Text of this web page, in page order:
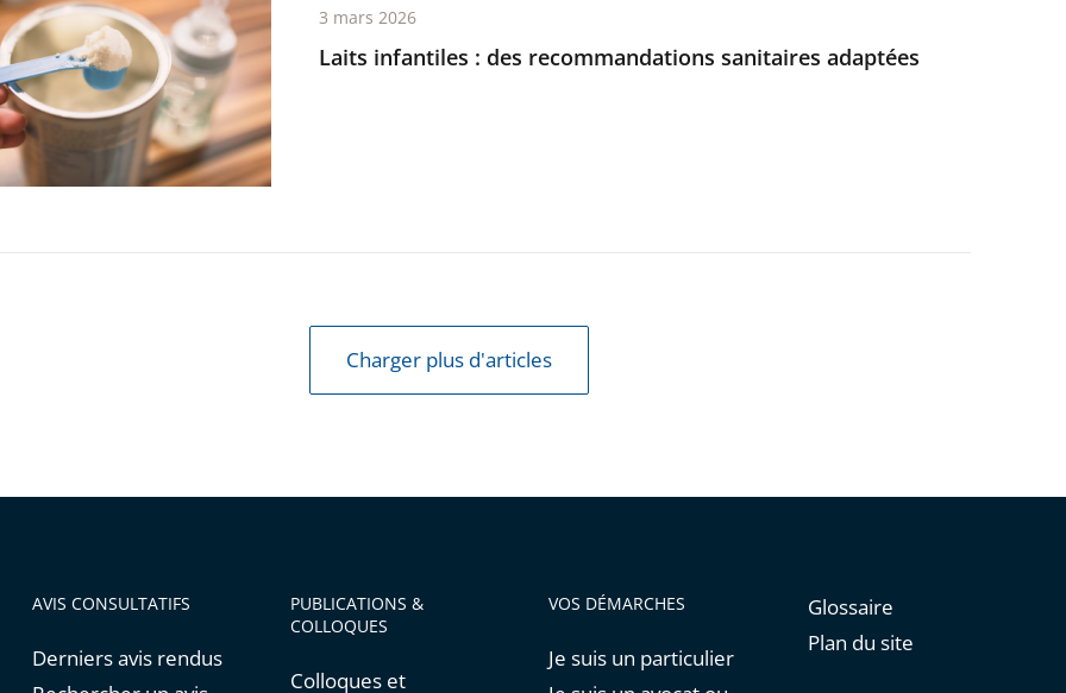
Laits infantiles : des recommandations sanitaires adaptées
3 mars 2026
Charger plus d'articles
AVIS CONSULTATIFS
Derniers avis rendus
PUBLICATIONS &
COLLOQUES
Colloques et
VOS DÉMARCHES
Je suis un particulier
Glossaire
Plan du site